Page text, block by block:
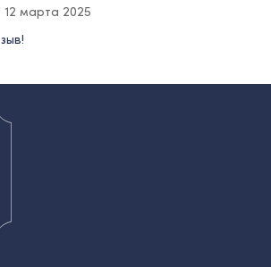
12 марта 2025